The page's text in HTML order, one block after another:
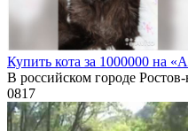
Купить кота за 1000000 на
В российском городе
0817